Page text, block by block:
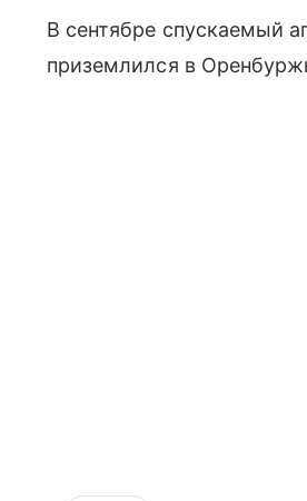
В сентябре спускаемый
приземлился в